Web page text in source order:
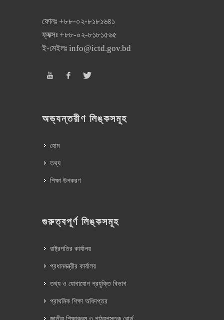
ফোনঃ +৮৮-০২-৮১৮১৬৪১
ফ্যক্সঃ +৮৮-০২-৮১৮১৫৬৫
ই-মেইলঃ info@ictd.gov.bd
অভ্যন্তরীণ লিঙ্কসমূহ
হোম
তথ্য
শিক্ষা উপকরণ
গুরুত্বপূর্ণ লিঙ্কসমূহ
রাষ্ট্রপতির কার্যালয়
প্রধানমন্ত্রীর কার্যালয়
তথ্য ও যোগাযোগ প্রযুক্তি বিভাগ
প্রাথমিক শিক্ষা অধিদপ্তর